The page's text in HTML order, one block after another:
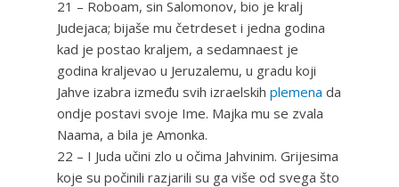
21 – Roboam, sin Salomonov, bio je kralj
Judejaca; bijaše mu četrdeset i jedna godina
kad je postao kraljem, a sedamnaest je
godina kraljevao u Jeruzalemu, u gradu koji
Jahve izabra između svih izraelskih plemena da
ondje postavi svoje Ime. Majka mu se zvala
Naama, a bila je Amonka.
22 – I Juda učini zlo u očima Jahvinim. Grijesima
koje su počinili razjarili su ga više od svega što